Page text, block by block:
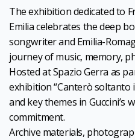
The exhibition dedicated to
Emilia celebrates the deep
songwriter and Emilia-
journey of music, memory,
Hosted at Spazio Gerra as
exhibition “Canterò soltanto
and key themes in Guccini’s
commitment.
Archive materials,